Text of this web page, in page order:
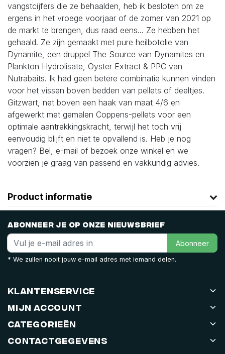
vangstcijfers die ze behaalden, heb ik besloten om ze
ergens in het vroege voorjaar of de zomer van 2021 op
de markt te brengen, dus raad eens... Ze hebben het
gehaald. Ze zijn gemaakt met pure heilbotolie van
Dynamite, een druppel The Source van Dynamites en
Plankton Hydrolisate, Oyster Extract & PPC van
Nutrabaits. Ik had geen betere combinatie kunnen vinden
voor het vissen boven bedden van pellets of deeltjes.
Gitzwart, net boven een haak van maat 4/6 en
afgewerkt met gemalen Coppens-pellets voor een
optimale aantrekkingskracht, terwijl het toch vrij
eenvoudig blijft en niet te opvallend is. Heb je nog
vragen? Bel, e-mail of bezoek onze winkel en we
voorzien je graag van passend en vakkundig advies.
Product informatie
Abonneer je op onze nieuwsbrief
Abonneer
* We zullen nooit jouw e-mail adres met iemand delen.
Klantenservice
Mijn account
Categorieën
Contactgegevens